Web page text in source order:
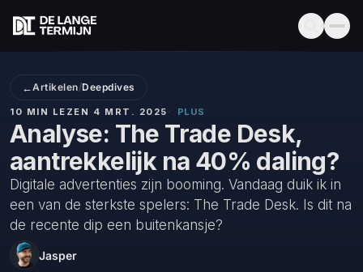
←Artikelen/Deepdives
10 MIN LEZEN · 4 MRT. 2025 · PLUS
Analyse: The Trade Desk,
aantrekkelijk na 40% daling?
Digitale advertenties zijn booming. Vandaag duik ik in
een van de sterkste spelers: The Trade Desk. Is dit na
de recente dip een buitenkansje?
Jasper